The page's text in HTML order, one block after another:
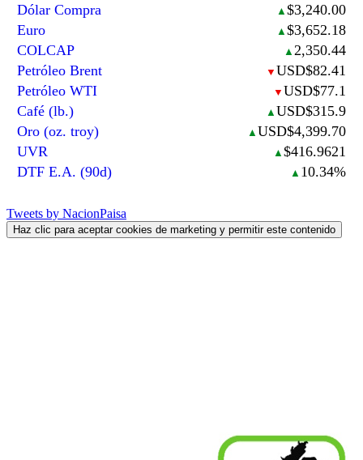
Dólar Compra
▲ $3,240.00
Euro
▲ $3,652.18
COLCAP
▲ 2,350.44
Petróleo Brent
▼ USD$82.41
Petróleo WTI
▼ USD$77.1
Café (lb.)
▲ USD$315.9
Oro (oz. troy)
▲ USD$4,399.70
UVR
▲ $416.9621
DTF E.A. (90d)
▲ 10.34%
Tweets by NacionPaisa
Haz clic para aceptar cookies de marketing y permitir este contenido